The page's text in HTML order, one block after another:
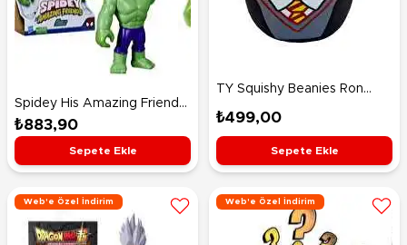
Spidey His Amazing Friends
Supersized Hulk Figür F7572
₺883,90
Sepete Ekle
TY Squishy Beanies Ron
Weasley 25 Cm
₺499,00
Sepete Ekle
Web'e Özel İndirim Web'e Özel İndirim